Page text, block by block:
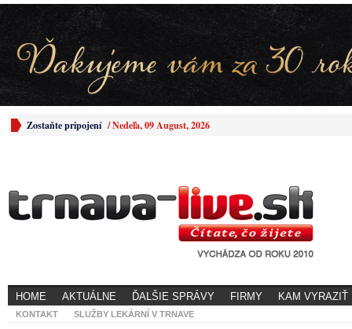
Zostaňte pripojení /Nedeľa, 09 August, 2026
HOME AKTUÁLNE ĎALŠIE SPRÁVY FIRMY KAM VYRAZIŤ
KONTAKT SLUŽBY LEKÁRNÍ V TRNAVE